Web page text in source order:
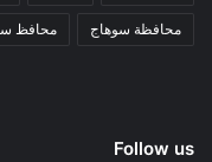
محافظة سوهاج محافظ
Follow us